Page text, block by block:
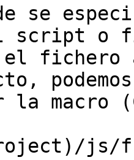
se
script o
el
la macro
js/